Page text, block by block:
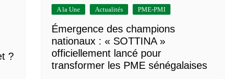
?
A la Une Actualités PME-PMI
Émergence des champions
nationaux : « SOTTINA »
officiellement lancé pour
transformer les PME sénégalaises